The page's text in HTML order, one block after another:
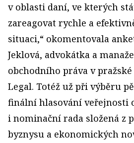
v oblasti daní, ve kterých
zareagovat rychle a
situaci,“ okomentovala
Jeklová, advokátka a
obchodního práva v
Legal. Totéž už při výběru
finální hlasování veřejnosti
i nominační rada složená z
byznysu a ekonomických